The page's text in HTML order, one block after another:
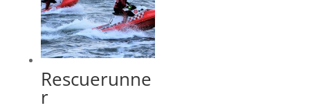
Rescuerunne
r